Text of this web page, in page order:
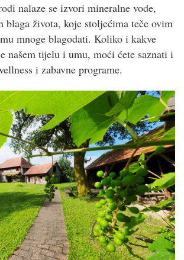
nalaze se izvori mineralne vode,
blaga života, koje stoljećima teče ovim
mnoge blagodati. Koliko i kakve
našem tijelu i umu, moći ćete saznati i
i zabavne programe.